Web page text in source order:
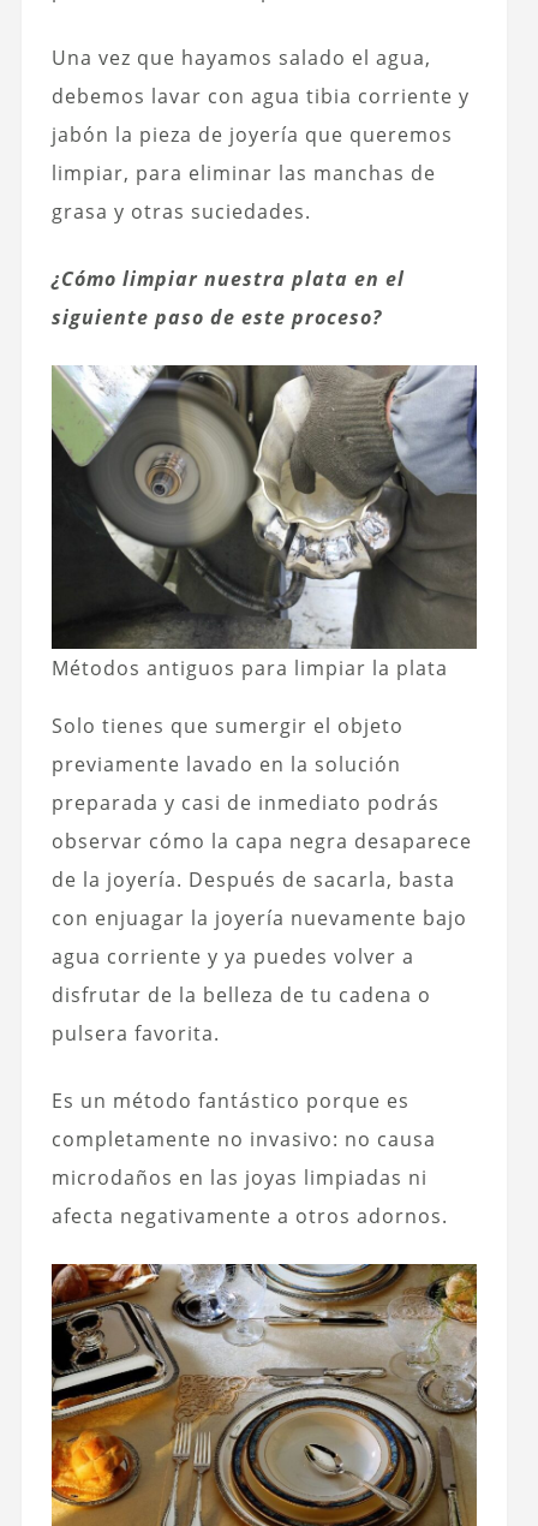
Una vez que hayamos salado el agua,
debemos lavar con agua tibia corriente y
jabón la pieza de joyería que queremos
limpiar, para eliminar las manchas de
grasa y otras suciedades.
¿Cómo limpiar nuestra plata en el
siguiente paso de este proceso?
Métodos antiguos para limpiar la plata
Solo tienes que sumergir el objeto
previamente lavado en la solución
preparada y casi de inmediato podrás
observar cómo la capa negra desaparece
de la joyería. Después de sacarla, basta
con enjuagar la joyería nuevamente bajo
agua corriente y ya puedes volver a
disfrutar de la belleza de tu cadena o
pulsera favorita.
Es un método fantástico porque es
completamente no invasivo: no causa
microdaños en las joyas limpiadas ni
afecta negativamente a otros adornos.